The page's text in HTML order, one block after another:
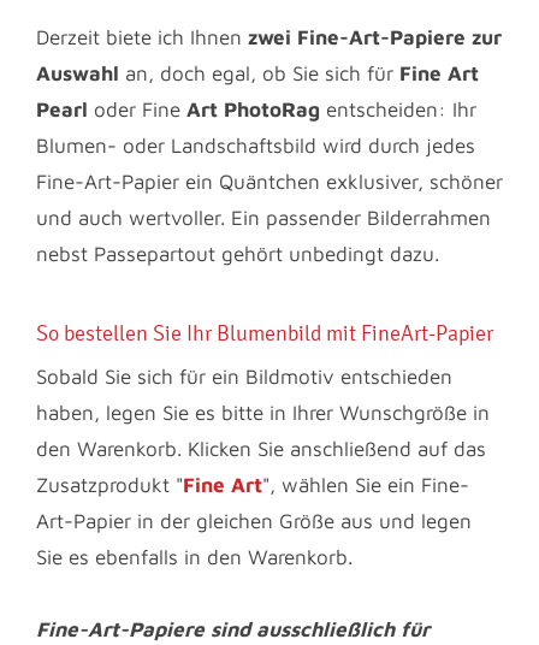
Derzeit biete ich Ihnen zwei Fine-Art-Papiere zur
Auswahl an, doch egal, ob Sie sich für Fine Art
Pearl oder Fine Art PhotoRag entscheiden: Ihr
Blumen- oder Landschaftsbild wird durch jedes
Fine-Art-Papier ein Quäntchen exklusiver, schöner
und auch wertvoller. Ein passender Bilderrahmen
nebst Passepartout gehört unbedingt dazu.
So bestellen Sie Ihr Blumenbild mit FineArt-Papier
Sobald Sie sich für ein Bildmotiv entschieden
haben, legen Sie es bitte in Ihrer Wunschgröße in
den Warenkorb. Klicken Sie anschließend auf das
Zusatzprodukt "Fine Art", wählen Sie ein Fine-
Art-Papier in der gleichen Größe aus und legen
Sie es ebenfalls in den Warenkorb.
Fine-Art-Papiere sind ausschließlich für